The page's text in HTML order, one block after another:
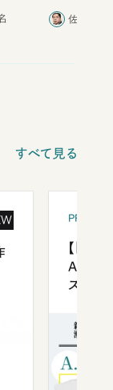
合ったこと
佐藤優
すべて見る
【「新
ズプレ